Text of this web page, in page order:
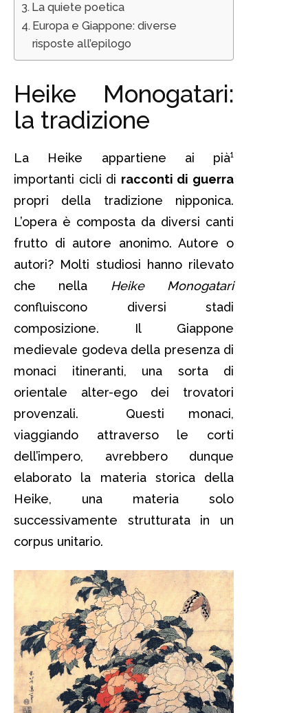
La quiete poetica
Europa e Giappone: diverse
risposte all’epilogo
Heike Monogatari:
la tradizione
La Heike appartiene ai pià¹
importanti cicli di racconti di guerra
propri della tradizione nipponica.
L’opera è composta da diversi canti
frutto di autore anonimo. Autore o
autori? Molti studiosi hanno rilevato
che nella Heike Monogatari
confluiscono diversi stadi
composizione. Il Giappone
medievale godeva della presenza di
monaci itineranti, una sorta di
orientale alter-ego dei trovatori
provenzali. Questi monaci,
viaggiando attraverso le corti
dell’impero, avrebbero dunque
elaborato la materia storica della
Heike, una materia solo
successivamente strutturata in un
corpus unitario.